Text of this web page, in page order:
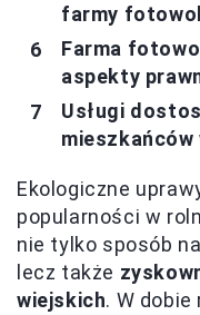
farmy
Farma
aspekty
Usługi
mieszkańców
Ekologiczne
popularności w
nie tylko sposób
lecz także
wiejskich. W